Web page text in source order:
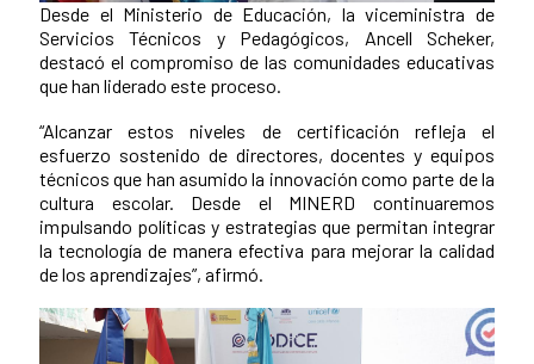
Desde el Ministerio de Educación, la viceministra de
Servicios Técnicos y Pedagógicos, Ancell Scheker,
destacó el compromiso de las comunidades educativas
que han liderado este proceso.
“Alcanzar estos niveles de certificación refleja el
esfuerzo sostenido de directores, docentes y equipos
técnicos que han asumido la innovación como parte de la
cultura escolar. Desde el MINERD continuaremos
impulsando políticas y estrategias que permitan integrar
la tecnología de manera efectiva para mejorar la calidad
de los aprendizajes”, afirmó.